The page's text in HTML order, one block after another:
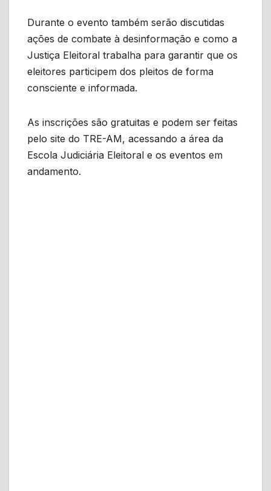
Durante o evento também serão discutidas
ações de combate à desinformação e como a
Justiça Eleitoral trabalha para garantir que os
eleitores participem dos pleitos de forma
consciente e informada.
As inscrições são gratuitas e podem ser feitas
pelo site do TRE-AM, acessando a área da
Escola Judiciária Eleitoral e os eventos em
andamento.